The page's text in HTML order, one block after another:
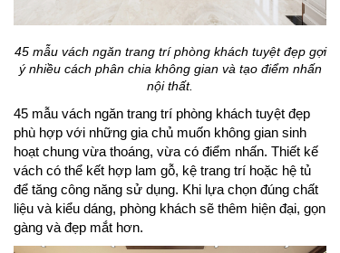
45 mẫu vách ngăn trang trí phòng khách tuyệt đẹp gợi
ý nhiều cách phân chia không gian và tạo điểm nhấn
nội thất.
45 mẫu vách ngăn trang trí phòng khách tuyệt đẹp
phù hợp với những gia chủ muốn không gian sinh
hoạt chung vừa thoáng, vừa có điểm nhấn. Thiết kế
vách có thể kết hợp lam gỗ, kệ trang trí hoặc hệ tủ
để tăng công năng sử dụng. Khi lựa chọn đúng chất
liệu và kiểu dáng, phòng khách sẽ thêm hiện đại, gọn
gàng và đẹp mắt hơn.